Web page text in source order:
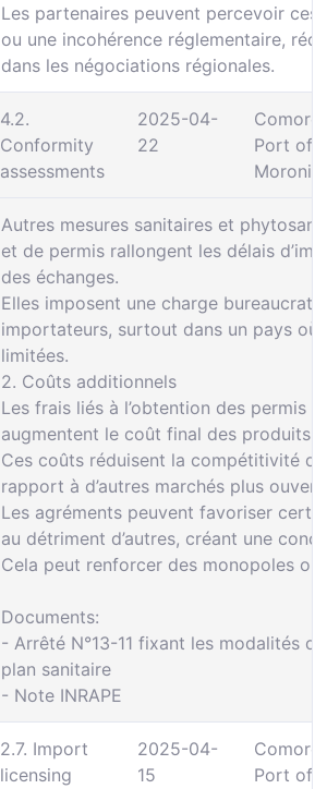
Les partenaires peuvent percevoir
ou une incohérence réglementaire,
dans les négociations régionales.
4.2.
Conformity
assessments
2025-04-
22
Port of
Moroni
Autres mesures sanitaires et
et de permis rallongent les délais
des échanges.
Elles imposent une charge
importateurs, surtout dans un pays
limitées.
2. Coûts additionnels
Les frais liés à l’obtention des permis
augmentent le coût final des produits
Ces coûts réduisent la compétitivité
rapport à d’autres marchés plus
Les agréments peuvent favoriser
au détriment d’autres, créant une
Cela peut renforcer des monopoles
Documents:
- Arrêté N°13-11 fixant les modalités
plan sanitaire
- Note INRAPE
2.7. Import
licensing
2025-04-
15
Port of